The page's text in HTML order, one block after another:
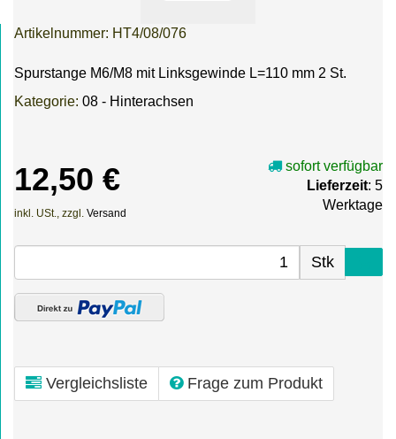
Artikelnummer: HT4/08/076
Spurstange M6/M8 mit Linksgewinde L=110 mm 2 St.
Kategorie: 08 - Hinterachsen
12,50 €
inkl. USt., zzgl. Versand
sofort verfügbar
Lieferzeit: 5
Werktage
Stk
Vergleichsliste Frage zum Produkt